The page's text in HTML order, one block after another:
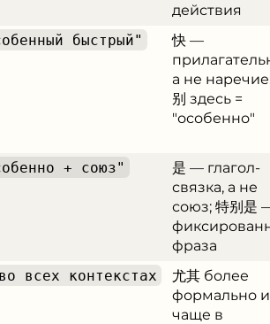
действия
быстрый"
快 —
а не
别 здесь =
"особенно"
+ союз"
是 — глагол-
связка, а не
союз; 特别是
фраза
всех контекстах
尤其 более
формально и
чаще в